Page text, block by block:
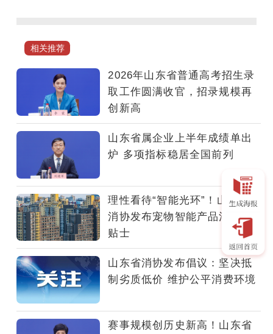
山
省
强
省
协
调
推
进
领
导
小
组
办
公
相关推荐
2026年山东省普通高考招生录
取工作圆满收官，招录规模再
创新高
山东省属企业上半年成绩单出
炉 多项指标稳居全国前列
理性看待“智能光环”！山东省
消协发布宠物智能产品消费小
贴士
山东省消协发布倡议：坚决抵
制劣质低价 维护公平消费环境
赛事规模创历史新高！山东省